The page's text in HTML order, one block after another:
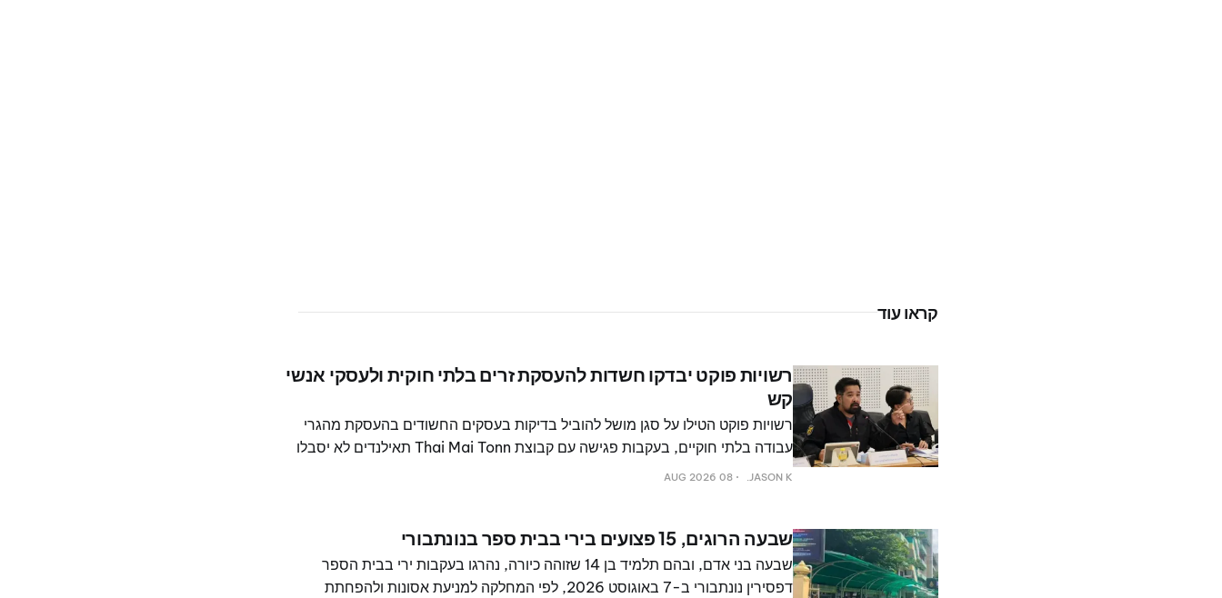
קראו עוד
רשויות פוקט יבדקו חשדות להעסקת זרים בלתי חוקית ולעסקי אנשי
קש
רשויות פוקט הטילו על סגן מושל להוביל בדיקות בעסקים החשודים בהעסקת מהגרי
עבודה בלתי חוקיים, בעקבות פגישה עם קבוצת Thai Mai Tonn תאילנדים לא יסבלו
ב-6 באוגוסט 2026. הבדיקות ייערכו במחוזות מואנג פוקט, תלאנג וקאטו.
JASON K.
08 AUG 2026
שבעה הרוגים, 15 פצועים בירי בבית ספר בנונתבורי
שבעה בני אדם, ובהם תלמיד בן 14 שזוהה כיורה, נהרגו בעקבות ירי בבית הספר
דפסירין נונתבורי ב-7 באוגוסט 2026, לפי המחלקה למניעת אסונות ולהפחתת